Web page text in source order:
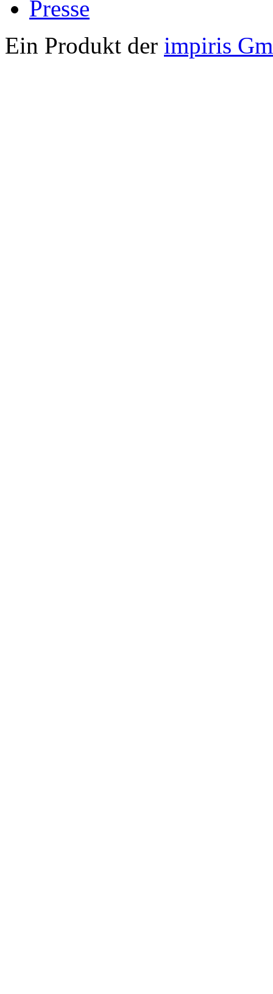
Presse
Ein Produkt der impiris